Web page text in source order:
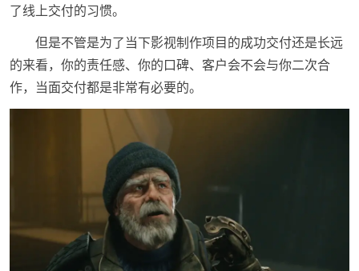
了线上交付的习惯。
但是不管是为了当下影视制作项目的成功交付还是长远
的来看，你的责任感、你的口碑、客户会不会与你二次合
作，当面交付都是非常有必要的。